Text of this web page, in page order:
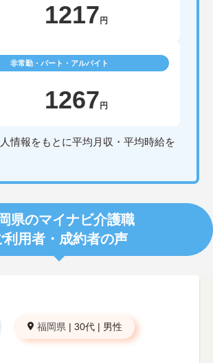
1217 円
非常勤・パート・アルバイト
1267 円
情報をもとに平均月収・平均時給を
県のマイナビ介護職
利用者・成約者の声
福岡県 | 30代 | 男性